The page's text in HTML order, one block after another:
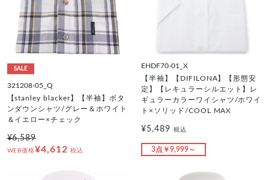
SALE
321208-05_Q
【stanley blacker】【半袖】ボタ
ンダウンシャツ/グレー＆ホワイト
＆イエロー×チェック
¥6,589
WEB価格¥4,612 税込
EHDF70-01_X
【半袖】【DIFILONA】【形態安
定】【レキュラーシルエット】レ
ギュラーカラーワイシャツ/ホワイ
ト×ソリッド/COOL MAX
¥5,489 税込
3点￥9,999～